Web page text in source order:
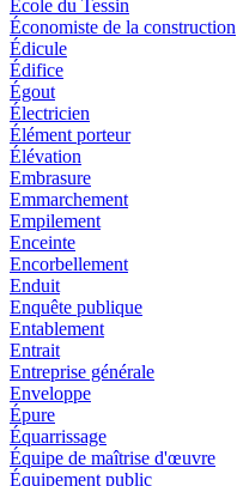
École du Tessin
Économiste de la construction
Édicule
Édifice
Égout
Électricien
Élément porteur
Élévation
Embrasure
Emmarchement
Empilement
Enceinte
Encorbellement
Enduit
Enquête publique
Entablement
Entrait
Entreprise générale
Enveloppe
Épure
Équarrissage
Équipe de maîtrise d'œuvre
Équipement public